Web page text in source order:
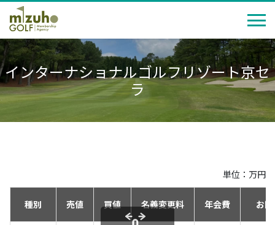
インターナショナルゴルフリゾート京セ
ラ
単位：万円
種別 売値 買値 名義変更料 年会費 お